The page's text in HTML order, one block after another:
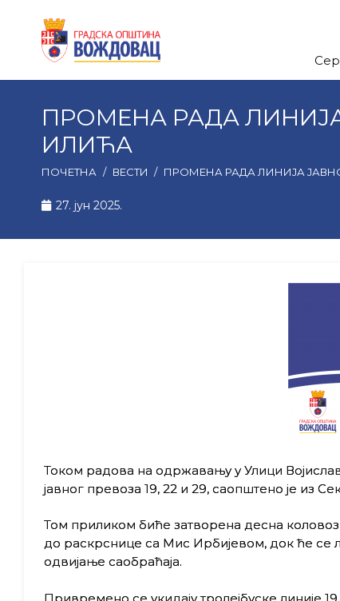
ПРОМЕНА РАДА ЛИНИЈА
ИЛИЋА
ПОЧЕТНА / ВЕСТИ / ПРОМЕНА РАДА ЛИНИЈА
27. јун 2025.
Током радова на одржавању у Улици
јавног превоза 19, 22 и 29, саопштено је из
Том приликом биће затворена десна
до раскрснице са Мис Ирбијевом, док ће се
одвијање саобраћаја.
Привремено се укидају тролејбуске линије